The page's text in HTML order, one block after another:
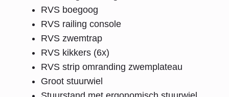
RVS boegoog
RVS railing console
RVS zwemtrap
RVS kikkers (6x)
RVS strip omranding zwemplateau
Groot stuurwiel